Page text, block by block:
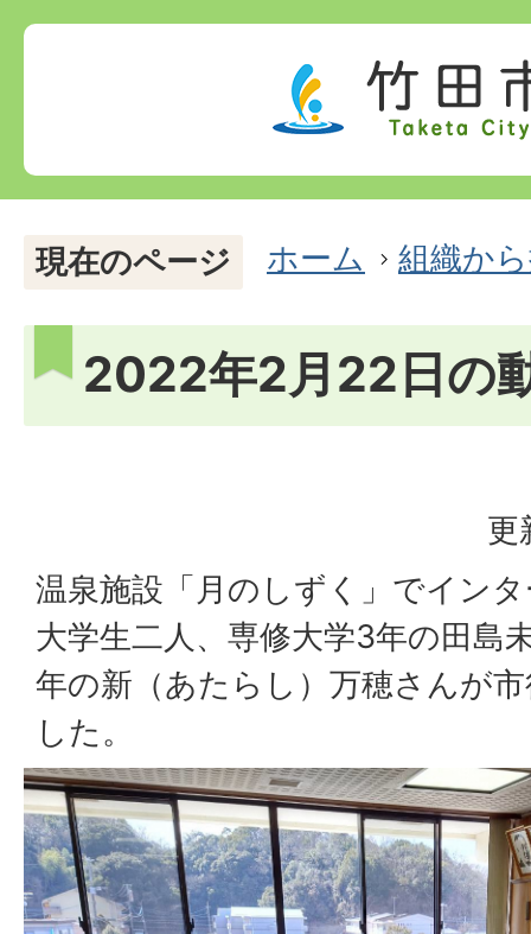
現在のページ ホーム 組織か
2022年2月22日の
更
温泉施設「月のしずく」でイン
大学生二人、専修大学3年の田島
年の新（あたらし）万穂さんが
した。